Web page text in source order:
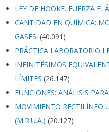
LEY DE HOOKE. FUERZA
CANTIDAD EN QUÍMICA:
GASES. (40.091)
PRÁCTICA LABORATORIO
INFINITÉSIMOS
LÍMITES (26.147)
FUNCIONES: ANÁLISIS
MOVIMIENTO RECTILÍNEO
(M.R.U.A.) (20.127)